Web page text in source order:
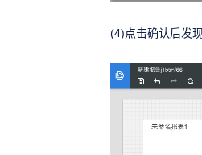
(4)点击确认后发